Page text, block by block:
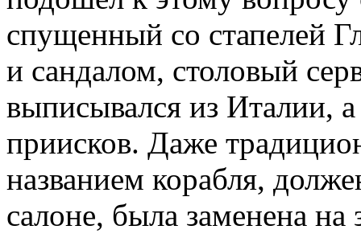
спущенный со стапелей
и сандалом, столовый
выписывался из Италии,
приисков. Даже
названием корабля,
салоне, была заменена на